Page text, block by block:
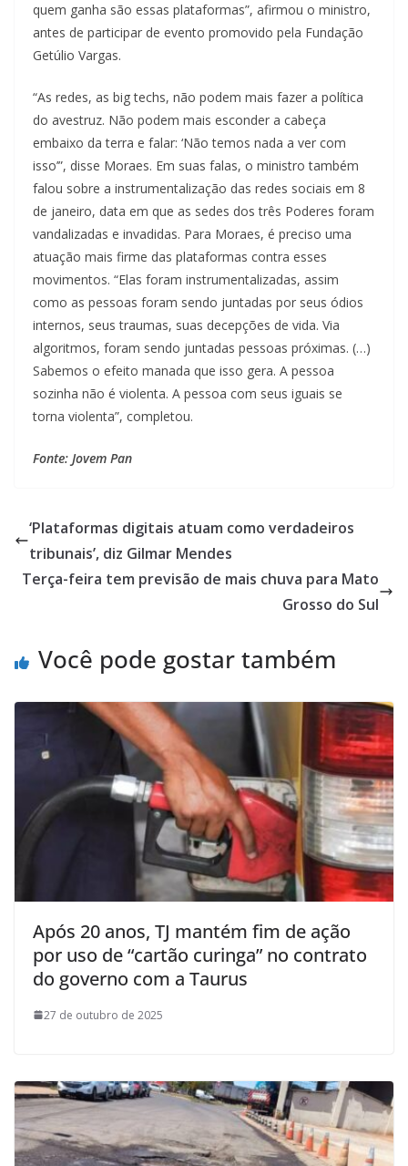
quem ganha são essas plataformas”, afirmou o ministro,
antes de participar de evento promovido pela Fundação
Getúlio Vargas.
“As redes, as big techs, não podem mais fazer a política
do avestruz. Não podem mais esconder a cabeça
embaixo da terra e falar: ‘Não temos nada a ver com
isso’”, disse Moraes. Em suas falas, o ministro também
falou sobre a instrumentalização das redes sociais em 8
de janeiro, data em que as sedes dos três Poderes foram
vandalizadas e invadidas. Para Moraes, é preciso uma
atuação mais firme das plataformas contra esses
movimentos. “Elas foram instrumentalizadas, assim
como as pessoas foram sendo juntadas por seus ódios
internos, seus traumas, suas decepções de vida. Via
algoritmos, foram sendo juntadas pessoas próximas. (…)
Sabemos o efeito manada que isso gera. A pessoa
sozinha não é violenta. A pessoa com seus iguais se
torna violenta”, completou.
Fonte: Jovem Pan
‘Plataformas digitais atuam como verdadeiros
tribunais’, diz Gilmar Mendes
Terça-feira tem previsão de mais chuva para Mato
Grosso do Sul
Você pode gostar também
Após 20 anos, TJ mantém fim de ação
por uso de “cartão curinga” no contrato
do governo com a Taurus
27 de outubro de 2025